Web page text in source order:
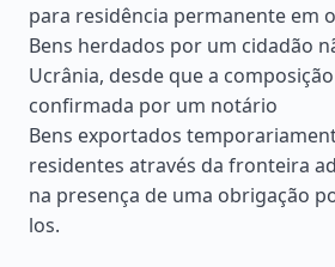
para residência permanente em
Bens herdados por um cidadão
Ucrânia, desde que a
confirmada por um notário
Bens exportados
residentes através da fronteira
na presença de uma obrigação
los.